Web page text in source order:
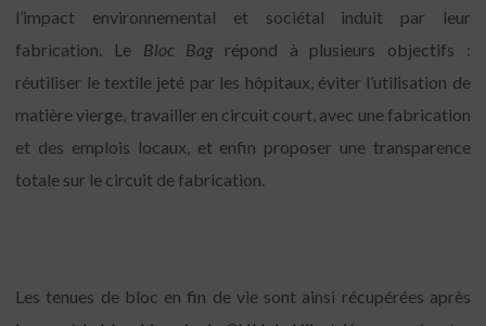
l’impact environnemental et sociétal induit par leur
fabrication. Le Bloc Bag répond à plusieurs objectifs :
réutiliser le textile jeté par les hôpitaux, éviter l’utilisation de
matière vierge, travailler en circuit court, avec une fabrication
et des emplois locaux, et enfin proposer une transparence
totale sur le circuit de fabrication.
Les tenues de bloc en fin de vie sont ainsi récupérées après